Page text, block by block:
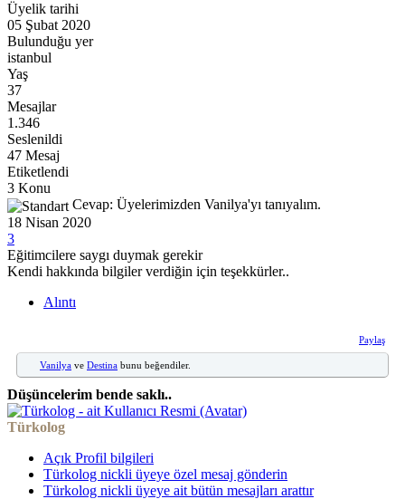
Üyelik tarihi
05 Şubat 2020
Bulunduğu yer
istanbul
Yaş
37
Mesajlar
1.346
Seslenildi
47 Mesaj
Etiketlendi
3 Konu
Cevap: Üyelerimizden Vanilya'yı tanıyalım.
18 Nisan 2020
3
Eğitimcilere saygı duymak gerekir
Kendi hakkında bilgiler verdiğin için teşekkürler..
Alıntı
Paylaş
Vanilya ve Destina bunu beğendiler.
Düşüncelerim bende saklı..
Türkolog
Açık Profil bilgileri
Türkolog nickli üyeye özel mesaj gönderin
Türkolog nickli üyeye ait bütün mesajları arattır